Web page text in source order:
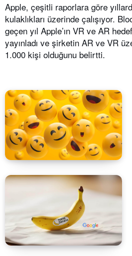
Apple, çeşitli raporlara göre
kulaklıkları üzerinde çalışıyor.
geçen yıl Apple’ın VR ve AR
yayınladı ve şirketin AR ve VR
1.000 kişi olduğunu belirtti.